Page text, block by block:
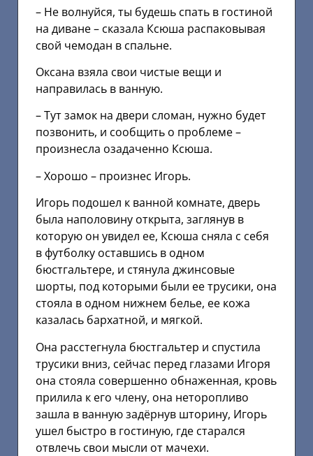
– Не волнуйся, ты будешь спать в гостиной
на диване – сказала Ксюша распаковывая
свой чемодан в спальне.
Оксана взяла свои чистые вещи и
направилась в ванную.
– Тут замок на двери сломан, нужно будет
позвонить, и сообщить о проблеме –
произнесла озадаченно Ксюша.
– Хорошо – произнес Игорь.
Игорь подошел к ванной комнате, дверь
была наполовину открыта, заглянув в
которую он увидел ее, Ксюша сняла с себя
в футболку оставшись в одном
бюстгальтере, и стянула джинсовые
шорты, под которыми были ее трусики, она
стояла в одном нижнем белье, ее кожа
казалась бархатной, и мягкой.
Она расстегнула бюстгальтер и спустила
трусики вниз, сейчас перед глазами Игоря
она стояла совершенно обнаженная, кровь
прилила к его члену, она неторопливо
зашла в ванную задёрнув шторину, Игорь
ушел быстро в гостиную, где старался
отвлечь свои мысли от мачехи.